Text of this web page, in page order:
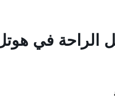
هوتل إف 1 باريس سان أوين -